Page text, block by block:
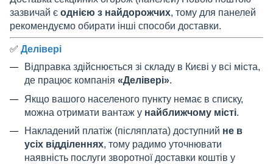
зазвичай є однією з найдорожчих, тому для панелей
рекомендуємо обирати інші способи доставки.
✅ Делівері
Відправка здійснюється зі складу в Києві у всі міста,
де працює компанія «Делівері».
Якщо вашого населеного пункту немає в списку,
можна отримати вантаж у найближчому місті.
Накладений платіж (післяплата) доступний не в
усіх відділеннях, тому радимо уточнювати
наявність послуги зворотної доставки коштів у